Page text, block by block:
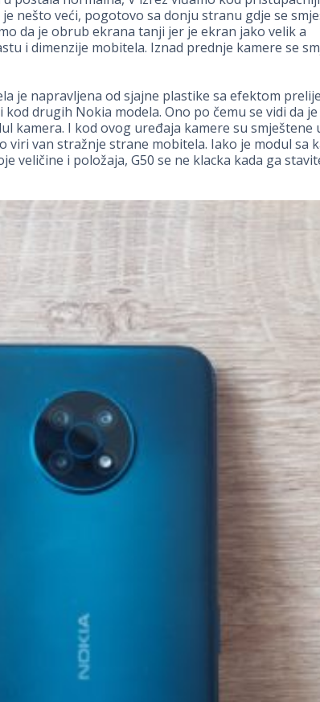
nešto veći, pogotovo sa donju stranu gdje se
da je obrub ekrana tanji jer je ekran jako velik a
i dimenzije mobitela. Iznad prednje kamere se
je napravljena od sjajne plastike sa efektom
kod drugih Nokia modela. Ono po čemu se vidi da
kamera. I kod ovog uređaja kamere su smještene
viri van stražnje strane mobitela. Iako je modul sa
veličine i položaja, G50 se ne klacka kada ga